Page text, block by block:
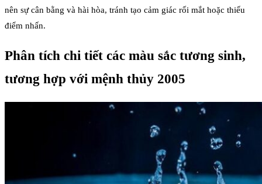
nên sự cân bằng và hài hòa, tránh tạo cảm giác rối mắt hoặc thiếu
điểm nhấn.
Phân tích chi tiết các màu sắc tương sinh,
tương hợp với mệnh thủy 2005